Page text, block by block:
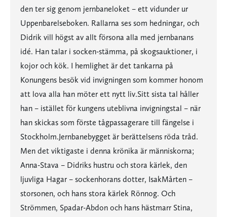
den ter sig genom jernbaneloket – ett vidunder ur
Uppenbarelseboken. Rallarna ses som hedningar, och
Didrik vill högst av allt försona alla med jernbanans
idé. Han talar i socken-stämma, på skogsauktioner, i
kojor och kök. I hemlighet är det tankarna på
Konungens besök vid invigningen som kommer honom
att lova alla han möter ett nytt liv.Sitt sista tal håller
han – istället för kungens uteblivna invigningstal – när
han skickas som förste tågpassagerare till fängelse i
Stockholm.Jernbanebygget är berättelsens röda tråd.
Men det viktigaste i denna krönika är människorna;
Anna-Stava – Didriks hustru och stora kärlek, den
ljuvliga Hagar – sockenhorans dotter, IsakMårten –
storsonen, och hans stora kärlek Rönnog. Och
Strömmen, Spadar-Abdon och hans hästmarr Stina,